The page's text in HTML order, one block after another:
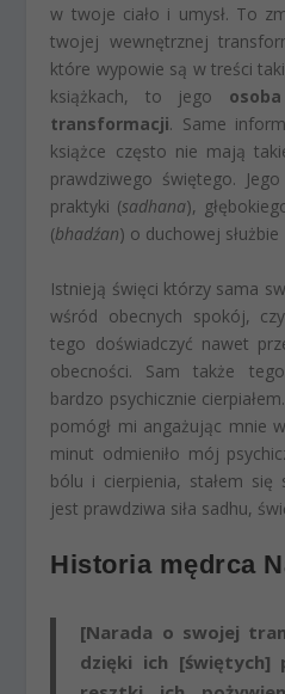
w twoje ciało i umysł. To
twojej wewnętrznej
które wypowie są w treści
książkach, to jego
transformacji. Same
książce często nie mają
prawdziwego świętego.
praktyki (sadhana),
(bhadźan) o duchowej służbie
Istnieją święci którzy sama
wśród obecnych spokój,
tego doświadczyć nawet
obecności. Sam także
bardzo psychicznie
pomógł mi angażując mnie
minut odmieniło mój
bólu i cierpienia, stałem się
jest prawdziwa siła sadhu,
Historia mędrca
[Narada o swojej
dzięki ich [świętych]